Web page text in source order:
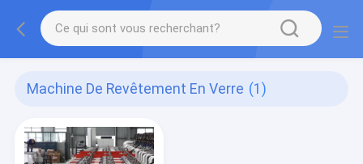
Machine De Revêtement En Verre (1)